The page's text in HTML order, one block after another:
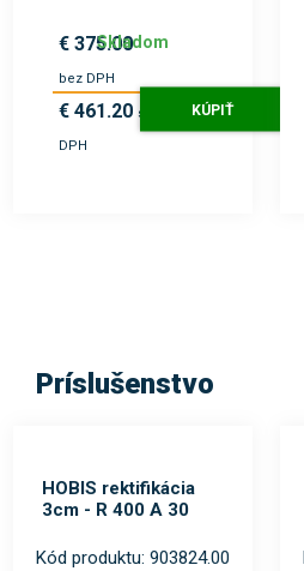
€ 375.00
bez DPH
€ 461.20 s
DPH
Skladom
KÚPIŤ
Príslušenstvo
HOBIS rektifikácia
3cm - R 400 A 30
Kód produktu: 903824.00